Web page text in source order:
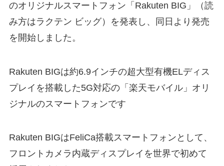
のオリジナルスマートフォン「Rakuten BIG」（読
み方はラクテン ビッグ）を発表し、同日より発売
を開始しました。
Rakuten BIGは約6.9インチの超大型有機ELディス
プレイを搭載した5G対応の「楽天モバイル」オリ
ジナルのスマートフォンです
Rakuten BIGはFeliCa搭載スマートフォンとして、
フロントカメラ内蔵ディスプレイを世界で初めて